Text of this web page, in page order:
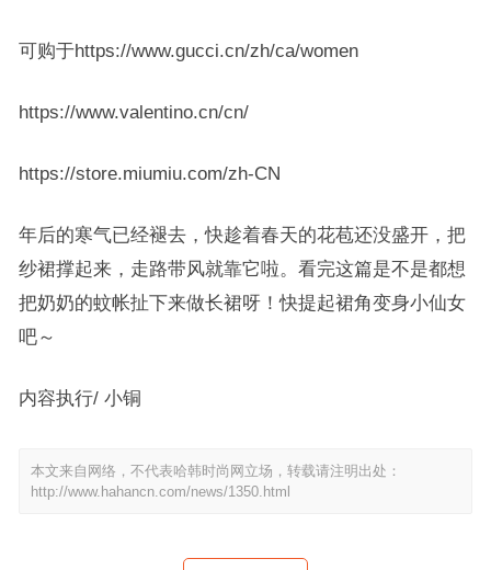
可购于https://www.gucci.cn/zh/ca/women
https://www.valentino.cn/cn/
https://store.miumiu.com/zh-CN
年后的寒气已经褪去，快趁着春天的花苞还没盛开，把
纱裙撑起来，走路带风就靠它啦。看完这篇是不是都想
把奶奶的蚊帐扯下来做长裙呀！快提起裙角变身小仙女
吧～
内容执行/ 小铜
本文来自网络，不代表哈韩时尚网立场，转载请注明出处：
http://www.hahancn.com/news/1350.html